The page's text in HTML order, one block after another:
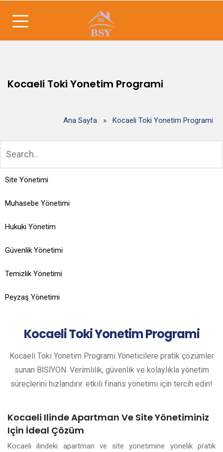
Kocaeli Toki Yonetim Programi
Ana Sayfa » Kocaeli Toki Yonetim Programi
Site Yönetimi
Muhasebe Yönetimi
Hukuki Yönetim
Güvenlik Yönetimi
Temizlik Yönetimi
Peyzaş Yönetimi
KocaeliToki Yonetim Programi
Kocaeli Toki Yonetim Programi Yöneticilere pratik çözümler
sunan BİSİYON. Verimlilik, güvenlik ve kolaylıkla yönetim
süreçlerini hızlandırır. etkili finans yönetimi için tercih edin!
Kocaeli Ilinde Apartman Ve Site Yönetiminiz
Için İdeal Çözüm
Kocaeli ilindeki apartman ve site yönetimine yönelik pratik